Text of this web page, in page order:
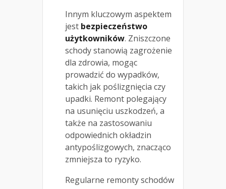
Innym kluczowym aspektem
jest bezpieczeństwo
użytkowników. Zniszczone
schody stanowią zagrożenie
dla zdrowia, mogąc
prowadzić do wypadków,
takich jak poślizgnięcia czy
upadki. Remont polegający
na usunięciu uszkodzeń, a
także na zastosowaniu
odpowiednich okładzin
antypoślizgowych, znacząco
zmniejsza to ryzyko.
Regularne remonty schodów